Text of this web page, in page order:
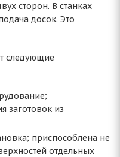
сторон. В станках
досок. Это
следующие
заготовок из
приспособлена не
отдельных